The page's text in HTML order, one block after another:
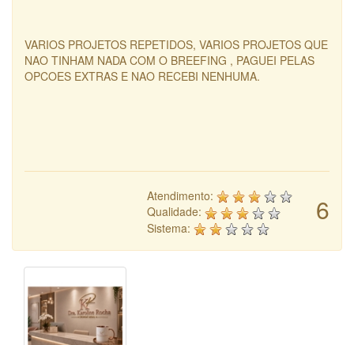
VARIOS PROJETOS REPETIDOS, VARIOS PROJETOS QUE
NAO TINHAM NADA COM O BREEFING , PAGUEI PELAS
OPCOES EXTRAS E NAO RECEBI NENHUMA.
6
Atendimento:
Qualidade:
Sistema: